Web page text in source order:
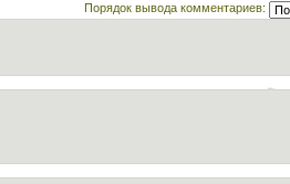
Порядок вывода комментариев: